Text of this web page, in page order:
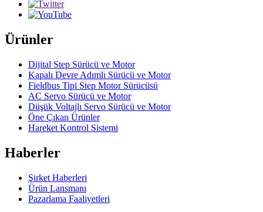
Ürünler
Dijital Step Sürücü ve Motor
Kapalı Devre Adımlı Sürücü ve Motor
Fieldbus Tipi Step Motor Sürücüsü
AC Servo Sürücü ve Motor
Düşük Voltajlı Servo Sürücü ve Motor
Öne Çıkan Ürünler
Hareket Kontrol Sistemi
Haberler
Şirket Haberleri
Ürün Lansmanı
Pazarlama Faaliyetleri